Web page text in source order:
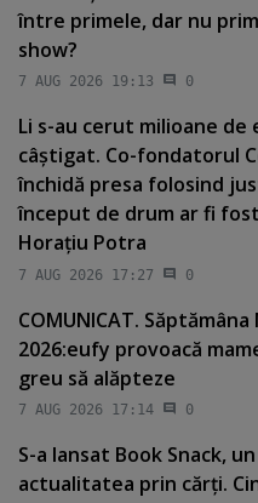
între primele, dar nu
show?
7 AUG 2026 19:13 0
Li s-au cerut milioane
câştigat. Co-fondatorul
închidă presa folosind
început de drum ar fi
Horaţiu Potra
7 AUG 2026 17:27 0
COMUNICAT.
2026:eufy provoacă
greu să alăpteze
7 AUG 2026 17:14 0
S-a lansat Book Snack,
actualitatea prin cărţi.